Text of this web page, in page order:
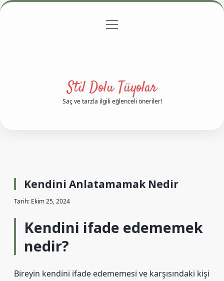
Gizlilik Politikası
menüyü
Stil Dolu Tüyolar
Saç ve tarzla ilgili eğlenceli öneriler!
Kendini Anlatamamak Nedir
Tarih: Ekim 25, 2024
Kendini ifade edememek
nedir?
Bireyin kendini ifade edememesi ve karşısındaki kişi